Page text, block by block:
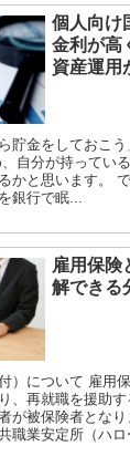
個人向け
金利が高
資産運用
貯金をしておこ
自分が持ってい
かと思います。
銀行で眠...
雇用保険
解できる
）について 雇用
、再就職を援助
が被保険者とな
職業安定所（ハロ